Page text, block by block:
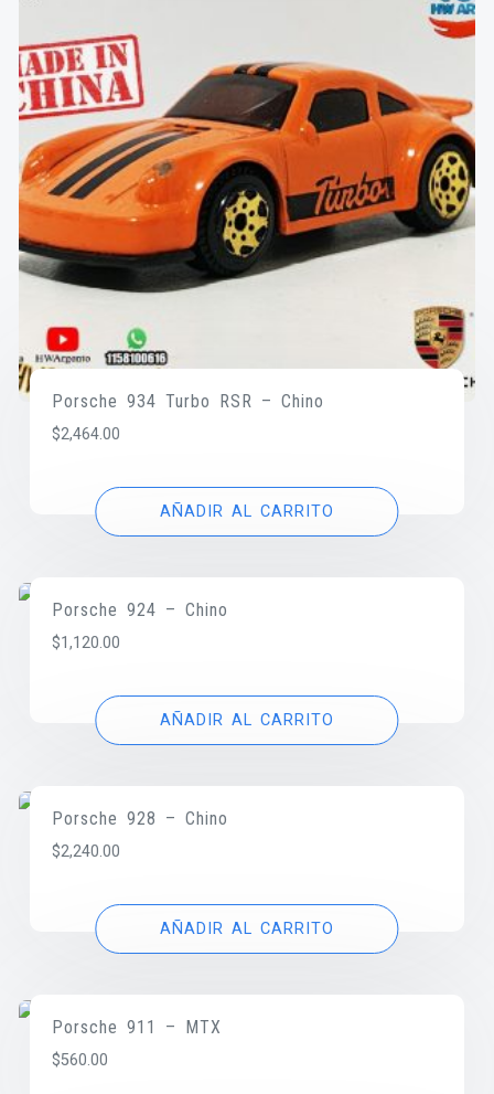
Porsche 934 Turbo RSR – Chino
$2,464.00
AÑADIR AL CARRITO
Porsche 924 – Chino
$1,120.00
AÑADIR AL CARRITO
Porsche 928 – Chino
$2,240.00
AÑADIR AL CARRITO
Porsche 911 – MTX
$560.00